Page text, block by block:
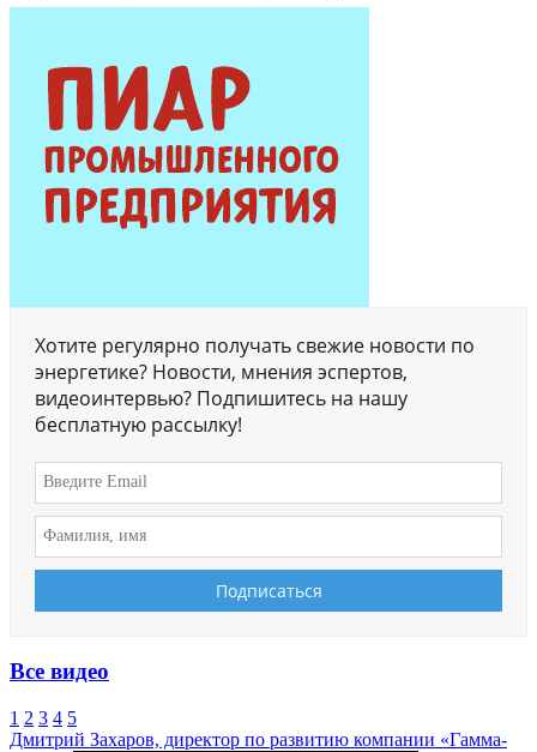
Хотите регулярно получать свежие новости по
энергетике? Новости, мнения эспертов,
видеоинтервью? Подпишитесь на нашу
бесплатную рассылку!
Все видео
1 2 3 4 5
Дмитрий Захаров, директор по развитию компании «Гамма-